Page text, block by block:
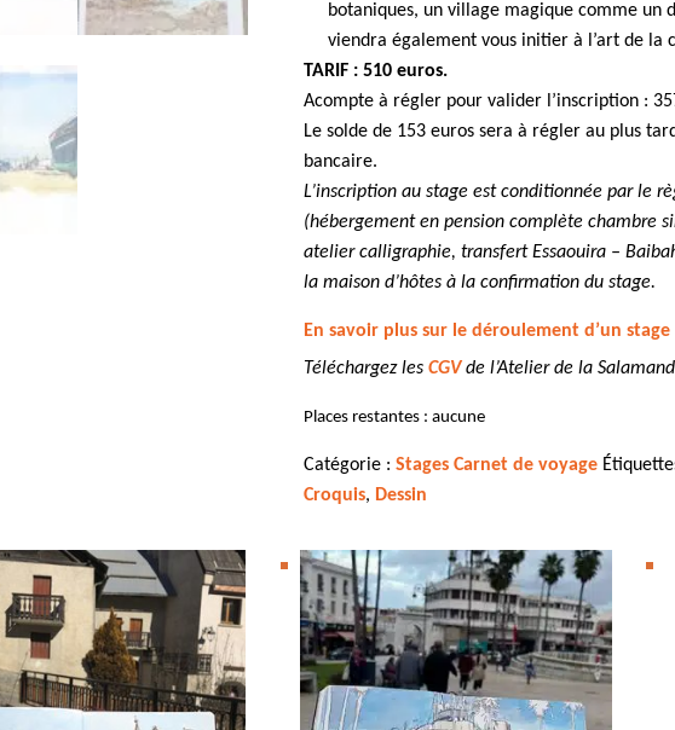
botaniques, un village magique comme un
viendra également vous initier à l’art de la
TARIF : 510 euros.
Acompte à régler pour valider l’inscription :
Le solde de 153 euros sera à régler au plus
bancaire.
L’inscription au stage est conditionnée par le
(hébergement en pension complète chambre
atelier calligraphie, transfert Essaouira –
la maison d’hôtesà la confirmation du stage.
En savoir plus sur le déroulement d’un stage
Téléchargez lesCGVde l’Atelier de la
Places restantes : aucune
Catégorie :Stages Carnet de voyage
Croquis, Dessin